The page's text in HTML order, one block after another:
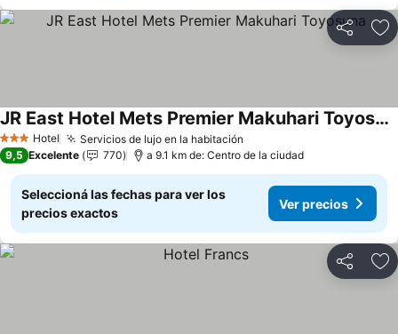
Compartir
3 Estrellas
Hotel Servicios de lujo en la habitación
JR East Hotel Mets Premier Makuhari Toyosuna
9,5 Excelente 770 a 9.1 km de: Centro de la ciudad
Seleccioná las fechas para ver los
precios exactos
Ver precios
Compartir